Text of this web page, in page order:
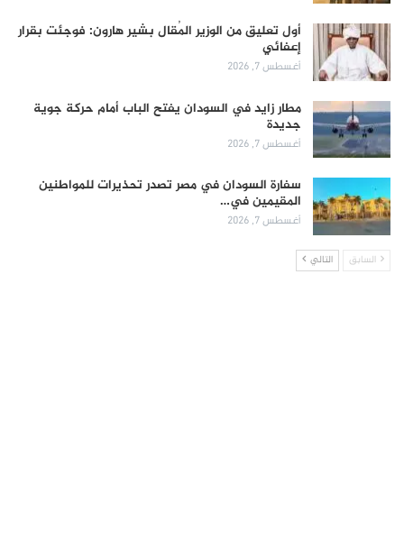
أول تعليق من الوزير المُقال بشير هارون: فوجئت بقرار
إعفائي
أغسطس 7, 2026
مطار زايد في السودان يفتح الباب أمام حركة جوية
جديدة
أغسطس 7, 2026
سفارة السودان في مصر تصدر تحذيرات للمواطنين
المقيمين في…
أغسطس 7, 2026
السابق التالي